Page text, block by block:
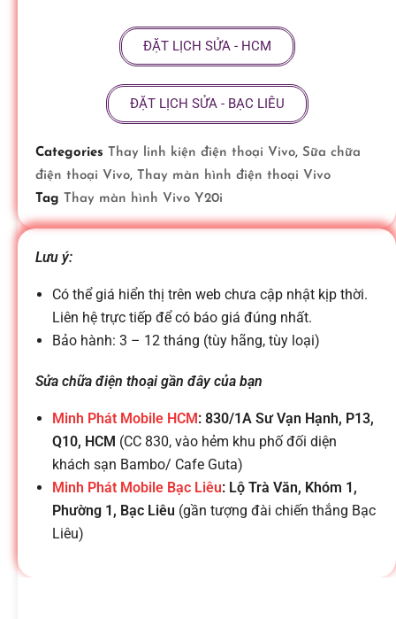
đ
i
ệ
n
t
h
o
ạ
i
ĐẶT LỊCH SỬA - HCM
ĐẶT LỊCH SỬA - BẠC LIÊU
Categories Thay linh kiện điện thoại Vivo, Sữa chữa
điện thoại Vivo, Thay màn hình điện thoại Vivo
Tag Thay màn hình Vivo Y20i
Lưu ý:
Có thể giá hiển thị trên web chưa cập nhật kịp thời.
Liên hệ trực tiếp để có báo giá đúng nhất.
Bảo hành: 3 – 12 tháng (tùy hãng, tùy loại)
Sửa chữa điện thoại gần đây của bạn
Minh Phát Mobile HCM: 830/1A Sư Vạn Hạnh, P13,
Q10, HCM (CC 830, vào hẻm khu phố đối diện
khách sạn Bambo/ Cafe Guta)
Minh Phát Mobile Bạc Liêu: Lộ Trà Văn, Khóm 1,
Phường 1, Bạc Liêu (gần tượng đài chiến thắng Bạc
Liêu)